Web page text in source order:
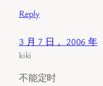
Reply
3 月 7 日， 2006 年
kiki
不能定时